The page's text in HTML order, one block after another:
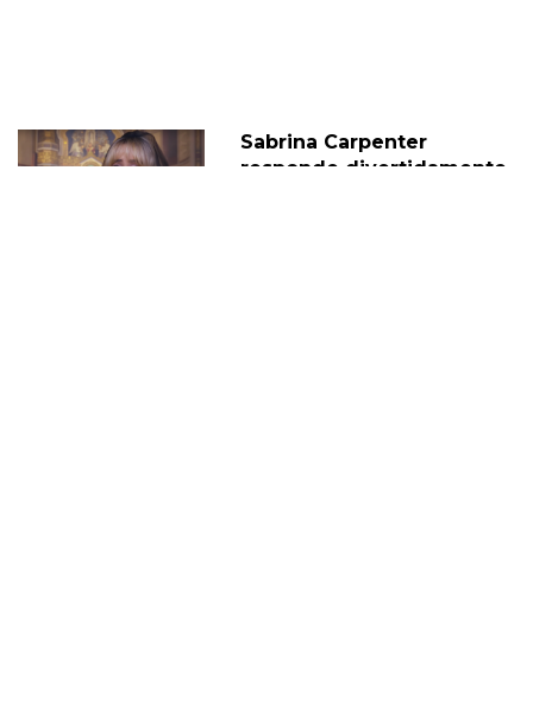
Sabrina Carpenter
responde divertidamente